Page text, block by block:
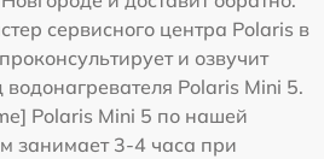
сервисного центра Polaris в
и озвучит
водонагревателя Polaris Mini 5.
Polaris Mini 5 по нашей
занимает 3-4 часа при